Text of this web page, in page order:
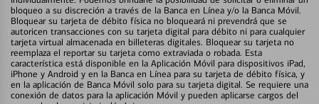
bloqueo a su discreción a través de la Banca en Línea y/o la Banca Móvil.
Bloquear su tarjeta de débito física no bloqueará ni prevendrá que se
autoricen transacciones con su tarjeta digital para débito ni para cualquier
tarjeta virtual almacenada en billeteras digitales. Bloquear su tarjeta no
reemplaza el reportar su tarjeta como extraviada o robada. Esta
característica está disponible en la Aplicación Móvil para dispositivos iPad,
iPhone y Android y en la Banca en Línea para su tarjeta de débito física, y
en la aplicación de Banca Móvil solo para su tarjeta digital. Se requiere una
conexión de datos para la aplicación Móvil y pueden aplicarse cargos del